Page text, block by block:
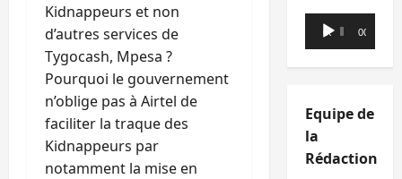
Kidnappeurs et non
d’autres services de
Tygocash, Mpesa ?
Pourquoi le gouvernement
n’oblige pas à Airtel de
faciliter la traque des
Kidnappeurs par
notamment la mise en
Lecteur
audio
00:00 00:00
Equipe de
la
Rédaction